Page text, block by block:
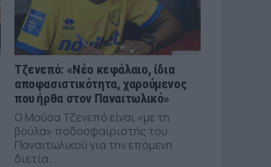
Τζενεπό: «Νέο κεφάλαιο, ίδια
αποφασιστικότητα, χαρούμενος
που ήρθα στον Παναιτωλικό»
Ο Μούσα Τζενεπό είναι «με τη
βούλα» ποδοσφαιριστής του
Παναιτωλικού για την επόμενη
διετία...